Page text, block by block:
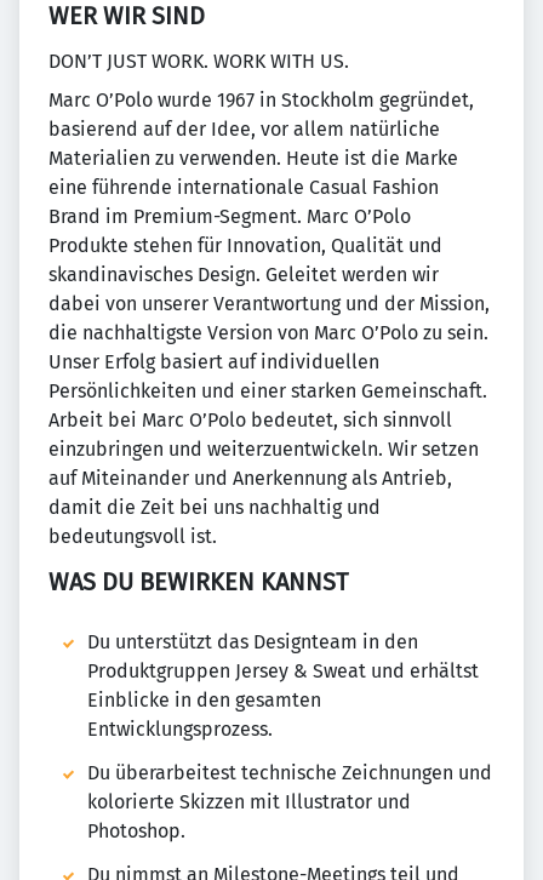
WER WIR SIND
DON’T JUST WORK. WORK WITH US.
Marc O’Polo wurde 1967 in Stockholm gegründet,
basierend auf der Idee, vor allem natürliche
Materialien zu verwenden. Heute ist die Marke
eine führende internationale Casual Fashion
Brand im Premium-Segment. Marc O’Polo
Produkte stehen für Innovation, Qualität und
skandinavisches Design. Geleitet werden wir
dabei von unserer Verantwortung und der Mission,
die nachhaltigste Version von Marc O’Polo zu sein.
Unser Erfolg basiert auf individuellen
Persönlichkeiten und einer starken Gemeinschaft.
Arbeit bei Marc O’Polo bedeutet, sich sinnvoll
einzubringen und weiterzuentwickeln. Wir setzen
auf Miteinander und Anerkennung als Antrieb,
damit die Zeit bei uns nachhaltig und
bedeutungsvoll ist.
WAS DU BEWIRKEN KANNST
Du unterstützt das Designteam in den
Produktgruppen Jersey & Sweat und erhältst
Einblicke in den gesamten
Entwicklungsprozess.
Du überarbeitest technische Zeichnungen und
kolorierte Skizzen mit Illustrator und
Photoshop.
Du nimmst an Milestone-Meetings teil und